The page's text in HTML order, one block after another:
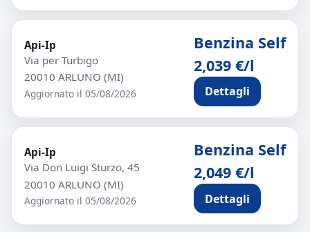
Api-Ip
Via per Turbigo
20010 ARLUNO (MI)
Aggiornato il 05/08/2026
Benzina Self
2,039 €/l
Dettagli
Api-Ip
Via Don Luigi Sturzo, 45
20010 ARLUNO (MI)
Aggiornato il 05/08/2026
Benzina Self
2,049 €/l
Dettagli